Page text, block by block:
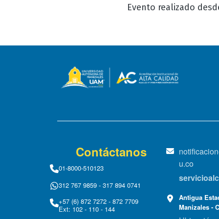
Evento realizado
Contáctanos
01-8000-510123
312 767 9859 - 317 894 0741
+57 (6) 872 7272 - 872 7709
Ext: 102 - 110 - 144
u.co
Antigua
Manizales -